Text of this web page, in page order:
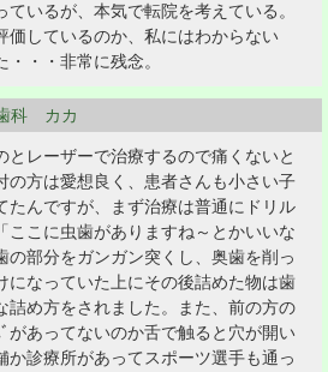
いるが、本気で転院を考えている。
価しているのか、私にはわからない
・・非常に残念。
科 カカ
とレーザーで治療するので痛くないと
の方は愛想良く、患者さんも小さい子
たんですが、まず治療は普通にドリル
ここに虫歯がありますね～とかいいな
の部分をガンガン突くし、奥歯を削っ
になっていた上にその後詰めた物は歯
詰め方をされました。また、前の方の
があってないのか舌で触ると穴が開い
か診療所があってスポーツ選手も通っ